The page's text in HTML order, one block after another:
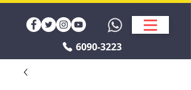
6090-3223